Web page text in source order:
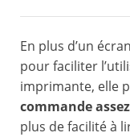
En plus d’un
pour faciliter
imprimante, elle
commande
plus de facilité à